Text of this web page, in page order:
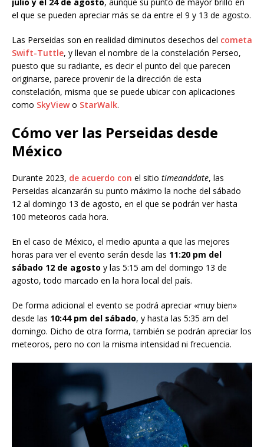
el que se pueden apreciar más se da entre el 9 y 13 de agosto.
Las Perseidas son en realidad diminutos desechos del cometa
Swift-Tuttle, y llevan el nombre de la constelación Perseo,
puesto que su radiante, es decir el punto del que parecen
originarse, parece provenir de la dirección de esta
constelación, misma que se puede ubicar con aplicaciones
como SkyViewo StarWalk.
Cómo ver las Perseidas desde
México
Durante 2023, de acuerdo con el sitio timeanddate, las
Perseidas alcanzarán su punto máximo la noche del sábado
12 al domingo 13 de agosto, en el que se podrán ver hasta
100 meteoros cada hora.
En el caso de México, el medio apunta a que las mejores
horas para ver el evento serán desde las 11:20 pm del
sábado 12 de agosto y las 5:15 am del domingo 13 de
agosto, todo marcado en la hora local del país.
De forma adicional el evento se podrá apreciar «muy bien»
desde las 10:44 pm del sábado, y hasta las 5:35 am del
domingo. Dicho de otra forma, también se podrán apreciar los
meteoros, pero no con la misma intensidad ni frecuencia.